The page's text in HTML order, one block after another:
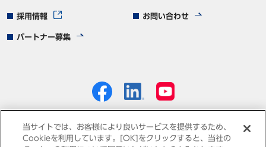
採用情報 お問い合わせ
パートナー募集
当サイトでは、お客様により良いサービスを提供するため、
Cookieを利用しています。[OK]をクリックすると、当社の